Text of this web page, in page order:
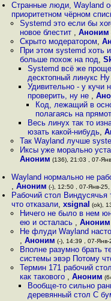
Странные люди, Wayland
приоритетном чёрном
Systemd это если бы
новое блестит , Аноним
Скрыто модератором,
При этом systemd хоть
больше похож на под,
Systemd всё же
десктопный линукс Ну
Удивительно - у кучи
проверить, ну не ,
Код, лежащий в
полагаясь на
Весь линух так то
юзать какой-нибудь,
Так Wayland лучше
Иксы уже морально
Аноним (136), 21:03 , 07-
Wayland нормально не
,Аноним (-), 12:50 , 07-Янв-25,
Рабочий стол Виндусячья
что отказали,xsignal (ok),
Ничего не было в нем
ею и осталась , Аноним
Не флуди Wayland
, Аноним (-), 14:39 , 07-Янв-
Вполне разумно брать
системы эвэр Потому
Термин 171 рабочий
как такового , Аноним
Вообще-то сильно
деревянный стол С